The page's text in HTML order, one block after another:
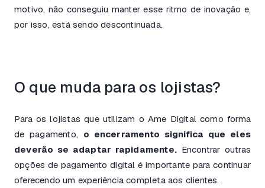
motivo, não conseguiu manter esse ritmo de inovação e,
por isso, está sendo descontinuada.
O que muda para os lojistas?
Para os lojistas que utilizam o Ame Digital como forma
de pagamento, o encerramento significa que eles
deverão se adaptar rapidamente. Encontrar outras
opções de pagamento digital é importante para continuar
oferecendo um experiência completa aos clientes.